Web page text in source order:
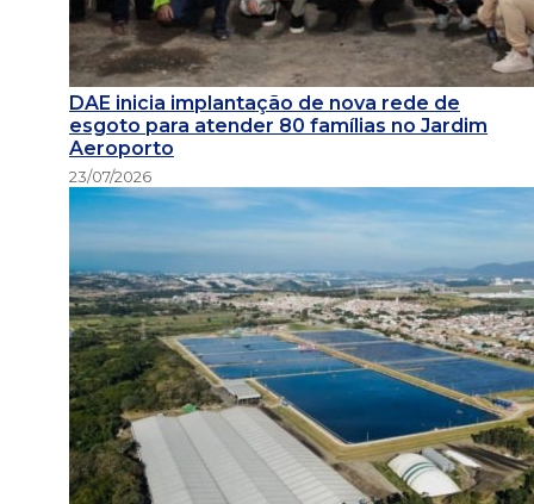
DAE inicia implantação de nova rede de
esgoto para atender 80 famílias no Jardim
Aeroporto
23/07/2026